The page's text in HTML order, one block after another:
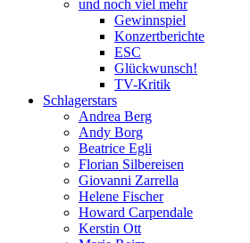
und noch viel mehr
Gewinnspiel
Konzertberichte
ESC
Glückwunsch!
TV-Kritik
Schlagerstars
Andrea Berg
Andy Borg
Beatrice Egli
Florian Silbereisen
Giovanni Zarrella
Helene Fischer
Howard Carpendale
Kerstin Ott